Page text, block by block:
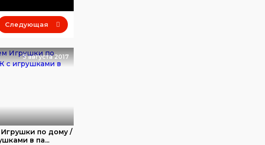
Следующая
5 августа 2017
по дому /
в па...